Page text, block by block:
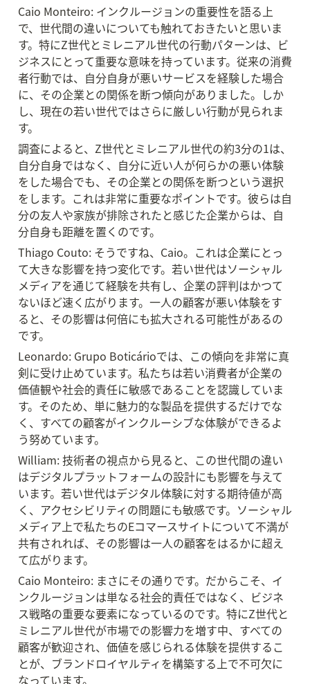
Caio Monteiro: インクルージョンの重要性を語る上
で、世代間の違いについても触れておきたいと思いま
す。特にZ世代とミレニアル世代の行動パターンは、ビ
ジネスにとって重要な意味を持っています。従来の消費
者行動では、自分自身が悪いサービスを経験した場合
に、その企業との関係を断つ傾向がありました。しか
し、現在の若い世代ではさらに厳しい行動が見られま
す。
調査によると、Z世代とミレニアル世代の約3分の1は、
自分自身ではなく、自分に近い人が何らかの悪い体験
をした場合でも、その企業との関係を断つという選択
をします。これは非常に重要なポイントです。彼らは自
分の友人や家族が排除されたと感じた企業からは、自
分自身も距離を置くのです。
Thiago Couto: そうですね、Caio。これは企業にとっ
て大きな影響を持つ変化です。若い世代はソーシャル
メディアを通じて経験を共有し、企業の評判はかつて
ないほど速く広がります。一人の顧客が悪い体験をす
ると、その影響は何倍にも拡大される可能性があるの
です。
Leonardo: Grupo Boticárioでは、この傾向を非常に真
剣に受け止めています。私たちは若い消費者が企業の
価値観や社会的責任に敏感であることを認識していま
す。そのため、単に魅力的な製品を提供するだけでな
く、すべての顧客がインクルーシブな体験ができるよ
う努めています。
William: 技術者の視点から見ると、この世代間の違い
はデジタルプラットフォームの設計にも影響を与えて
います。若い世代はデジタル体験に対する期待値が高
く、アクセシビリティの問題にも敏感です。ソーシャル
メディア上で私たちのEコマースサイトについて不満が
共有されれば、その影響は一人の顧客をはるかに超え
て広がります。
Caio Monteiro: まさにその通りです。だからこそ、イ
ンクルージョンは単なる社会的責任ではなく、ビジネ
ス戦略の重要な要素になっているのです。特にZ世代と
ミレニアル世代が市場での影響力を増す中、すべての
顧客が歓迎され、価値を感じられる体験を提供するこ
とが、ブランドロイヤルティを構築する上で不可欠に
なっています。